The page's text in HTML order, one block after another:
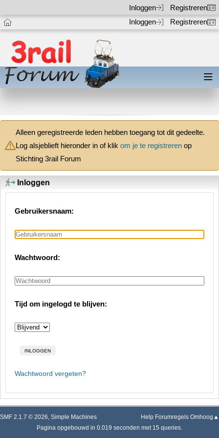
Inloggen
Registreren
Inloggen
Registreren
Alleen geregistreerde leden hebben toegang tot dit gedeelte.
Log alsjeblieft hieronder in of klik om je te registreren op
Stichting 3rail Forum
Inloggen
Gebruikersnaam:
Wachtwoord:
Tijd om ingelogd te blijven:
Wachtwoord vergeten?
SMF 2.1.7 © 2026, Simple Machines Help Forumregels Omhoog▲
Pagina opgebouwd in 0.019 seconden met 15 queries.